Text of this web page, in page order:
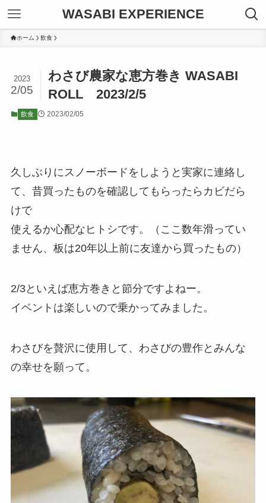
WASABI EXPERIENCE
ホーム 飲食
わさび農家な恵方巻き WASABI
ROLL 2023/2/5
2023
2/05
飲食 2023/02/05
久しぶりにスノーボードをしようと実家に連絡し
て、昔買ったものを確認してもらったらカビだら
けで
使えるか心配なヒトシです。（ここ数年滑ってい
ません、板は20年以上前に友達から買ったもの）
2/3といえば恵方巻きと節分ですよねー。
イベントは楽しいので乗かってみました。
わさびを贅沢に使用して、わさびの豊作とみんな
の幸せを願って。